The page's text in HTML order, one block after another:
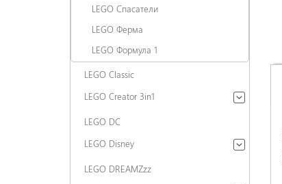
LEGO Спасатели
LEGO Ферма
LEGO Формула 1
LEGO Classic
LEGO Creator 3in1
LEGO DC
LEGO Disney
LEGO DREAMZzz